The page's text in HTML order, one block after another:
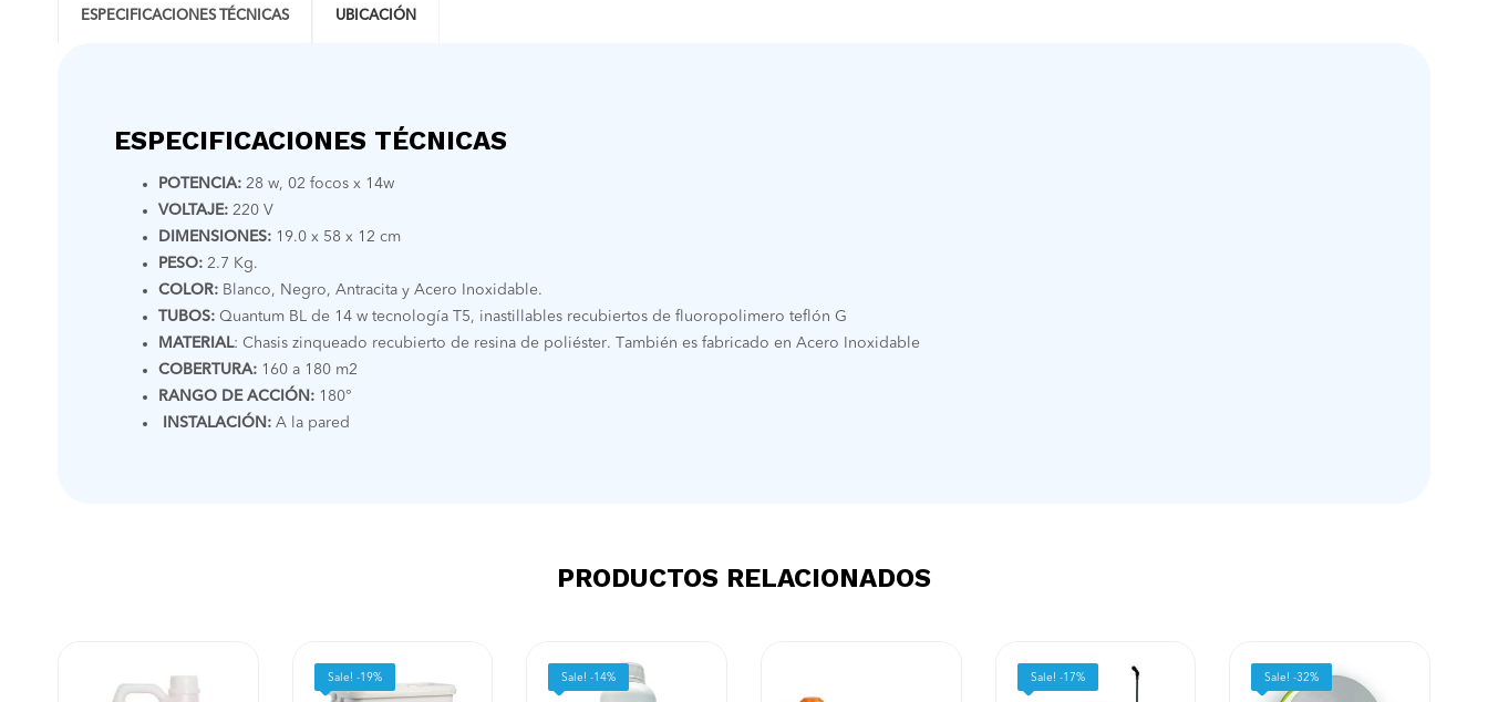
ESPECIFICACIONES TÉCNICAS UBICACIÓN
ESPECIFICACIONES TÉCNICAS
POTENCIA: 28 w, 02 focos x 14w
VOLTAJE: 220 V
DIMENSIONES: 19.0 x 58 x 12 cm
PESO: 2.7 Kg.
COLOR: Blanco, Negro, Antracita y Acero Inoxidable.
TUBOS: Quantum BL de 14 w tecnología T5, inastillables recubiertos de fluoropolimero teflón G
MATERIAL: Chasis zinqueado recubierto de resina de poliéster. También es fabricado en Acero Inoxidable
COBERTURA: 160 a 180 m2
RANGO DE ACCIÓN: 180°
INSTALACIÓN: A la pared
PRODUCTOS RELACIONADOS
Sale! -19% Sale! -14% Sale! -17% Sale! -32%